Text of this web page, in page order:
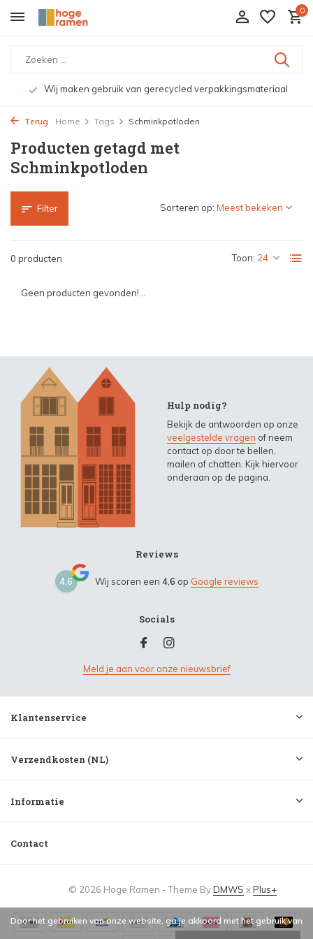
0
Wij maken gebruik van gerecycled verpakkingsmateriaal
Terug Home Tags Schminkpotloden
Producten getagd met
Schminkpotloden
Filter
0 producten Toon:
Sorteren op:
Geen producten gevonden!...
Hulp nodig?
Bekijk de antwoorden op onze
veelgestelde vragen of neem
contact op door te bellen,
mailen of chatten. Kijk hiervoor
onderaan op de pagina.
Reviews
4,6 Wij scoren een 4,6 op Google reviews
Socials
Meld je aan voor onze nieuwsbrief
Klantenservice
Verzendkosten (NL)
Informatie
Contact
© 2026 Hoge Ramen - Theme ByDMWS xPlus+
Door het gebruiken van onze website, ga je akkoord met het gebruik van